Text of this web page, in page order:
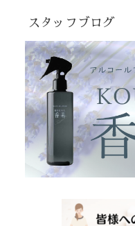
スタッフブログ